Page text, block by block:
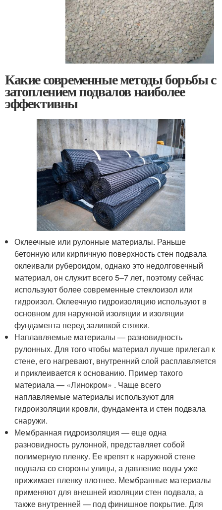
Какие современные методы борьбы с
затоплением подвалов наиболее
эффективны
Оклеечные или рулонные материалы. Раньше
бетонную или кирпичную поверхность стен подвала
оклеивали рубероидом, однако это недолговечный
материал, он служит всего 5–7 лет, поэтому сейчас
используют более современные стеклоизол или
гидроизол. Оклеечную гидроизоляцию используют в
основном для наружной изоляции и изоляции
фундамента перед заливкой стяжки.
Наплавляемые материалы — разновидность
рулонных. Для того чтобы материал лучше прилегал к
стене, его нагревают, внутренний слой расплавляется
и приклеивается к основанию. Пример такого
материала — «Линокром» . Чаще всего
наплавляемые материалы используют для
гидроизоляции кровли, фундамента и стен подвала
снаружи.
Мембранная гидроизоляция — еще одна
разновидность рулонной, представляет собой
полимерную пленку. Ее крепят к наружной стене
подвала со стороны улицы, а давление воды уже
прижимает пленку плотнее. Мембранные материалы
применяют для внешней изоляции стен подвала, а
также внутренней — под финишное покрытие. Для